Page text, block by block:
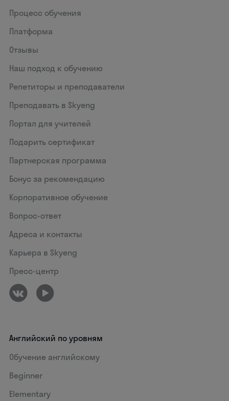
Процесс обучения
Платформа
Отзывы
Наш подход к обучению
Репетиторы и преподаватели
Преподавать в Skyeng
Портал для учителей
Подарить сертификат
Партнерская программа
Бонус за рекомендацию
Корпоративное обучение
Вопрос-ответ
Адреса и контакты
Карьера в Skyeng
Пресс-центр
Английский по уровням
Обучение английскому
Beginner
Elementary